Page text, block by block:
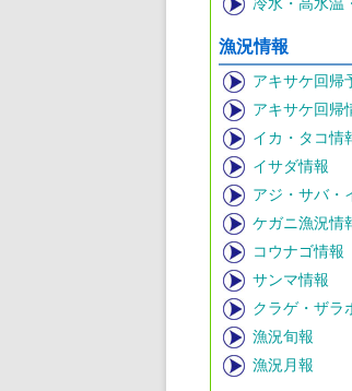
冷水・高水温
漁況情報
アキサケ回帰
アキサケ回帰
イカ・タコ情
イサダ情報
アジ・サバ・
ケガニ漁況情
コウナゴ情報
サンマ情報
クラゲ・ザラ
漁況旬報
漁況月報